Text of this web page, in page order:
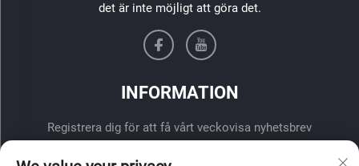
det är inte möjligt att göra det.
INFORMATION
Registrera dig för att få vårt veckovisa nyhetsbrev